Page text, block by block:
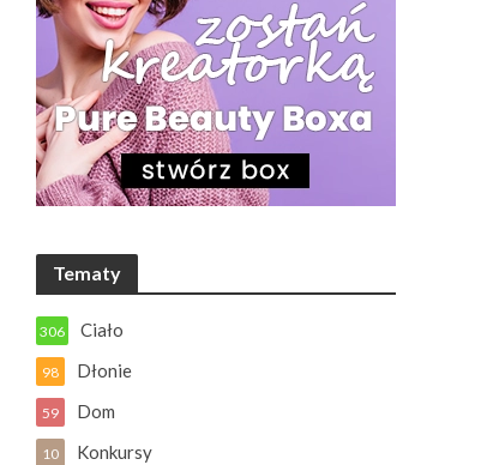
Tematy
Ciało
306
Dłonie
98
Dom
59
Konkursy
10